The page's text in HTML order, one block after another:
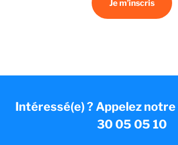
Je m’inscris
Intéressé(e) ? Appelez notre
30 05 05 10